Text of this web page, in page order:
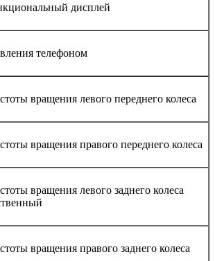
дисплей
телефоном
вращения левого переднего колеса
вращения правого переднего колеса
вращения левого заднего колеса
вращения правого заднего колеса